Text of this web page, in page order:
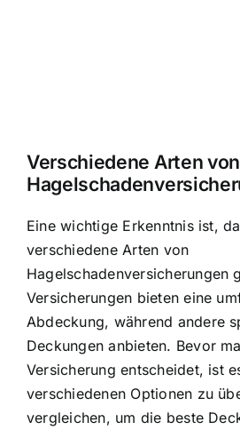
Verschiedene Arten von
Eine wichtige Erkenntnis ist,
verschiedene Arten von
Hagelschadenversicherungen
Versicherungen bieten eine
Abdeckung, während andere
Deckungen anbieten. Bevor
Versicherung entscheidet, ist
verschiedenen Optionen zu
vergleichen, um die beste